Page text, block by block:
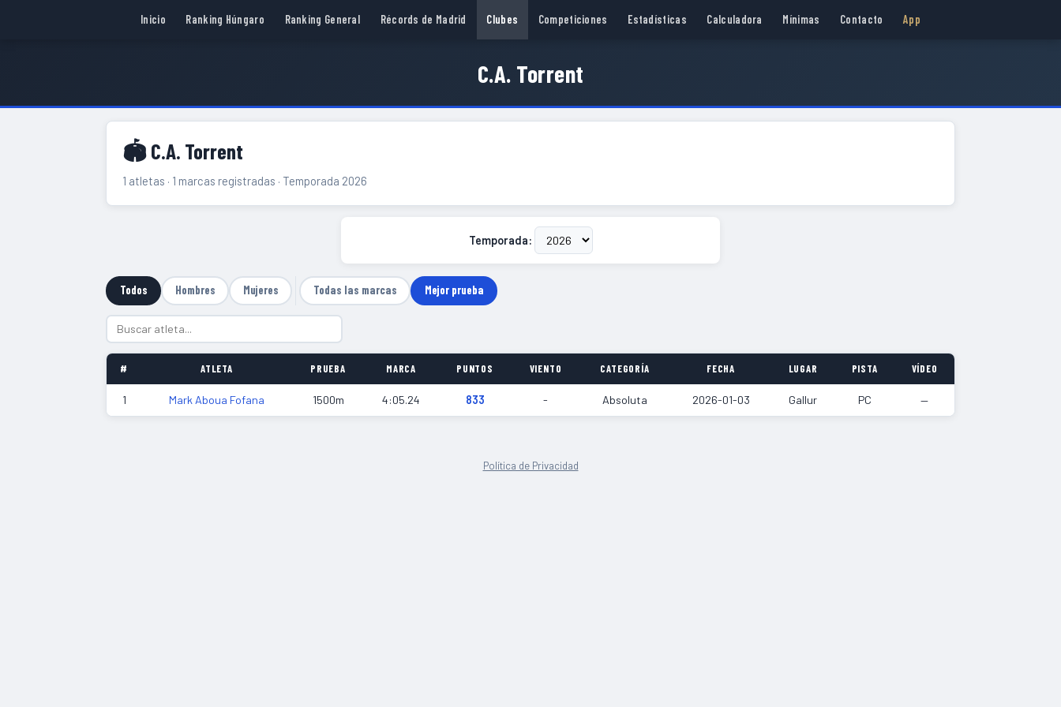
Inicio Ranking Húngaro Ranking General Récords de Madrid Clubes Competiciones Estadísticas Calculadora Mínimas Contacto App
C.A. Torrent
🏟 C.A. Torrent
1 atletas · 1 marcas registradas · Temporada 2026
Temporada:
Todos Hombres Mujeres Todas las marcas Mejor prueba
# ATLETA PRUEBA MARCA PUNTOS VIENTO CATEGORÍA FECHA LUGAR PISTA VÍDEO
1 Mark Aboua Fofana 1500m 4:05.24 833 - Absoluta 2026-01-03 Gallur PC —
Política de Privacidad